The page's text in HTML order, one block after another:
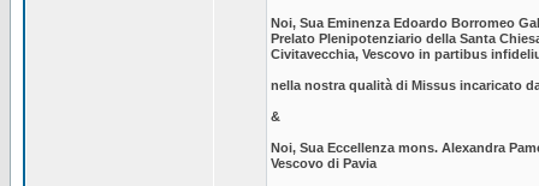
Noi, Sua Eminenza Edoardo Borromeo
Prelato Plenipotenziario della Santa
Civitavecchia, Vescovo in partibus
nella nostra qualità di Missus incaricato
&
Noi, Sua Eccellenza mons. Alexandra
Vescovo di Pavia